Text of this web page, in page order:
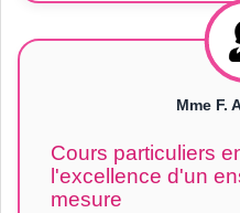
Mme F.
Cours particuliers
l'excellence d'un
mesure